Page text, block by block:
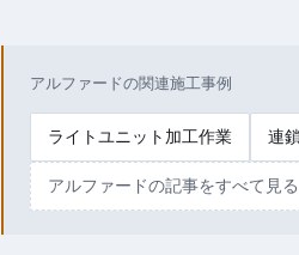
アルファードの関連施工事例
ライトユニット加工作業 連
アルファードの記事をすべて見る